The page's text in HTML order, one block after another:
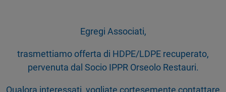
Egregi Associati,
trasmettiamo offerta di HDPE/LDPE recuperato,
pervenuta dal Socio IPPR Orseolo Restauri.
Qualora interessati, vogliate cortesemente contattare